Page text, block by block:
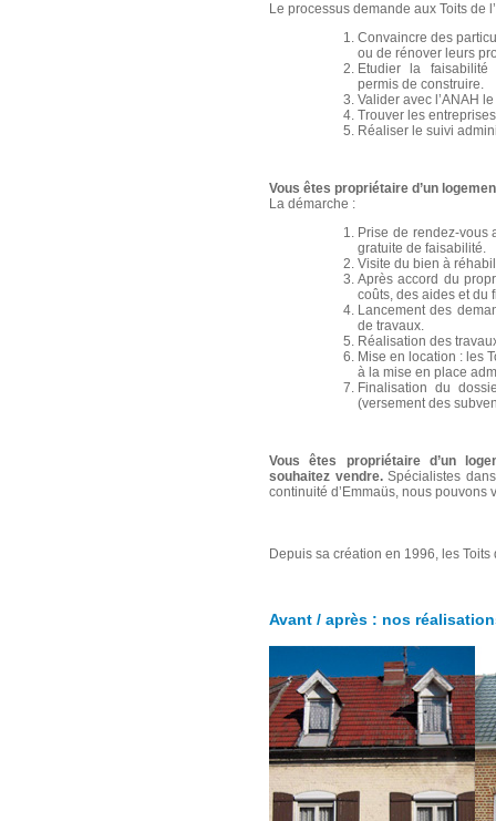
Le processus demande aux Toits de
Convaincre des
ou de rénover leurs
Etudier la
permis de construire.
Valider avec l’ANAH
Trouver les
Réaliser le suivi
Vous êtes propriétaire d’un
La démarche :
Prise de rendez-vous
gratuite de faisabilité.
Visite du bien à
Après accord du
coûts, des aides et du
Lancement des
de travaux.
Réalisation des
Mise en location : les
à la mise en place
Finalisation du
(versement des
Vous êtes propriétaire d’un
souhaitez vendre. Spécialistes
continuité d’Emmaüs, nous pouvons
Depuis sa création en 1996, les
Avant / après : nos